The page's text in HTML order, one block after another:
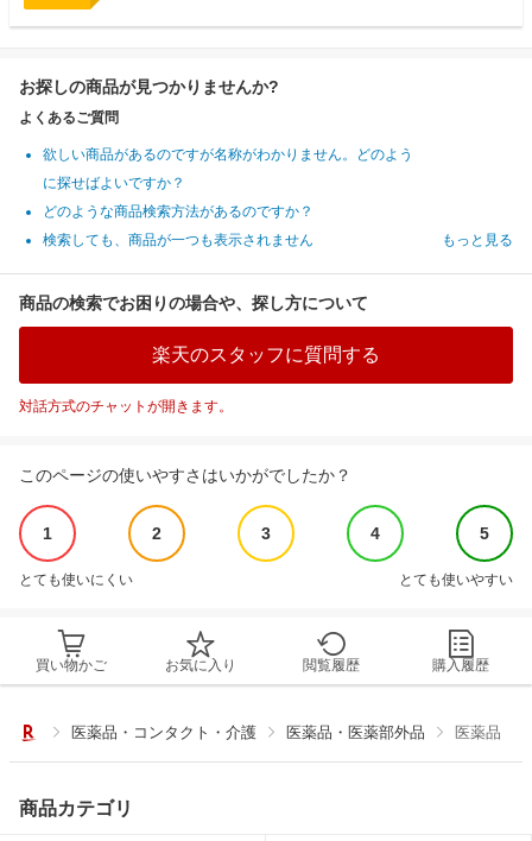
お探しの商品が見つかりませんか?
よくあるご質問
欲しい商品があるのですが名称がわかりません。どのよう
に探せばよいですか？
どのような商品検索方法があるのですか？
検索しても、商品が一つも表示されません
もっと見る
商品の検索でお困りの場合や、探し方について
楽天のスタッフに質問する
対話方式のチャットが開きます。
このページの使いやすさはいかがでしたか？
1 2 3 4 5
とても使いにくい とても使いやすい
買い物かご お気に入り 閲覧履歴 購入履歴
医薬品・コンタクト・介護 医薬品・医薬部外品 医薬品
商品カテゴリ